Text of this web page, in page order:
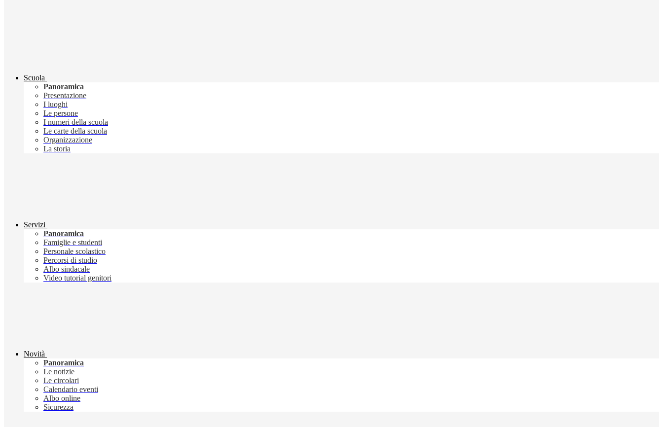
Scuola
Panoramica
Presentazione
I luoghi
Le persone
I numeri della scuola
Le carte della scuola
Organizzazione
La storia
Servizi
Panoramica
Famiglie e studenti
Personale scolastico
Percorsi di studio
Albo sindacale
Video tutorial genitori
Novità
Panoramica
Le notizie
Le circolari
Calendario eventi
Albo online
Sicurezza